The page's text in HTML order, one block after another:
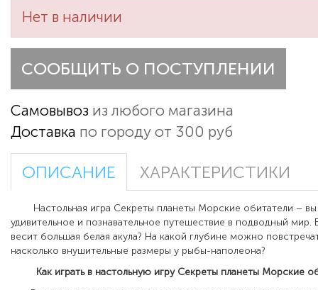
Нет в наличии
СООБЩИТЬ О ПОСТУПЛЕНИИ
Самовывоз из любого магазина
Доставка по городу от 300 руб
ОПИСАНИЕ ХАРАКТЕРИСТИКИ
Настольная игра Секреты планеты Морские обитатели –
удивительное и познавательное путешествие в подводный мир.
весит большая белая акула? На какой глубине можно
насколько внушительные размеры у рыбы-наполеона?
Как играть в настольную игру Секреты планеты Морские